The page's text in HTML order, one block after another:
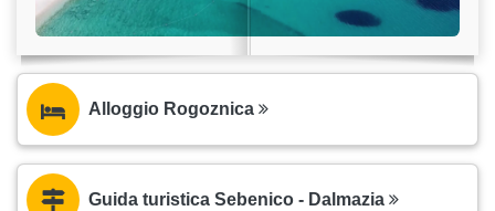
Alloggio Rogoznica
Guida turistica Sebenico - Dalmazia